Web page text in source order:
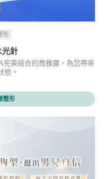
形
光針
美結合的喬雅露，為您帶來
態。
整形